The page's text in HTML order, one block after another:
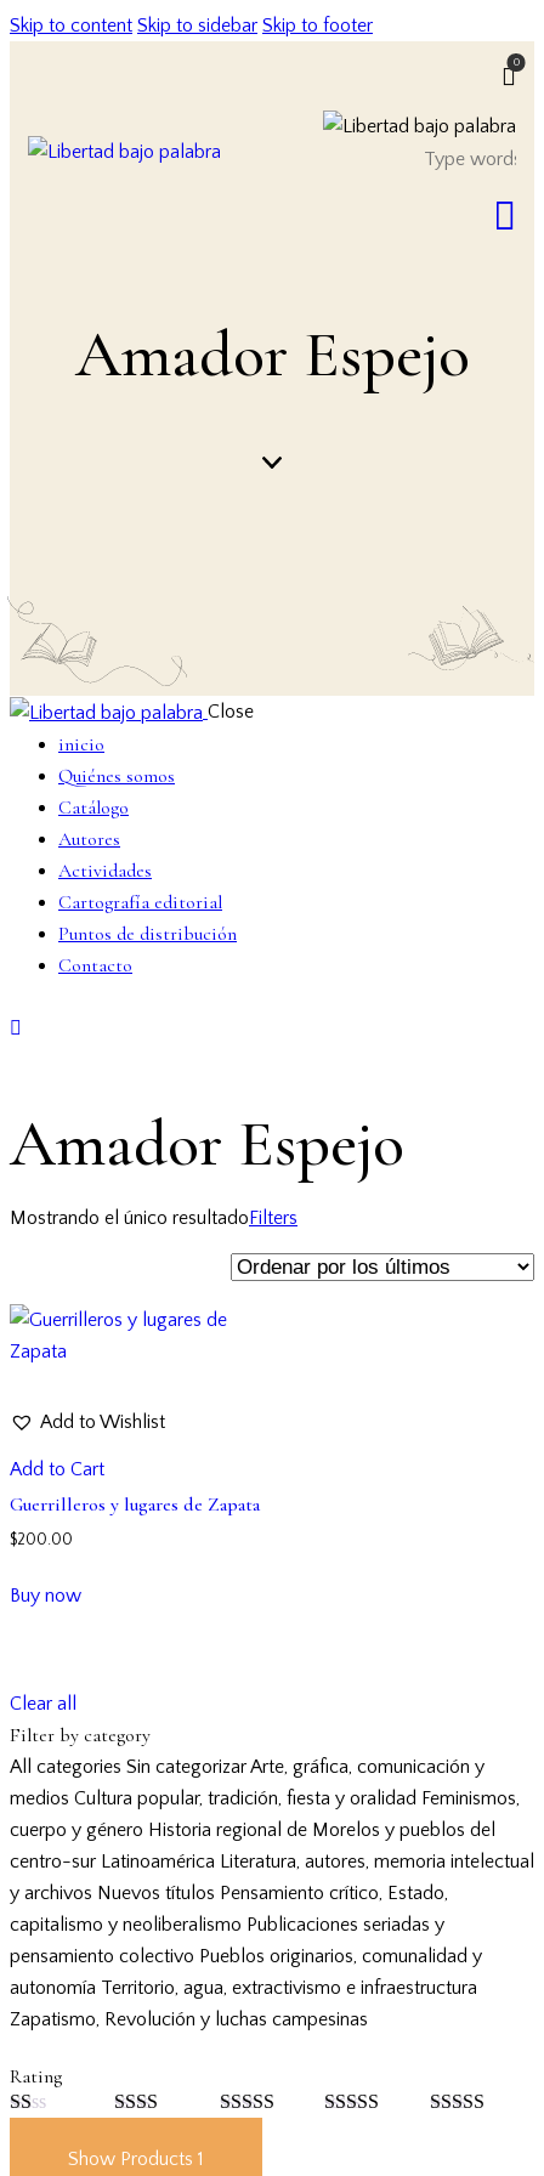
Skip to content Skip to sidebar Skip to footer
0
Amador Espejo
Close
inicio
Quiénes somos
Catálogo
Autores
Actividades
Cartografía editorial
Puntos de distribución
Contacto
Amador Espejo
Mostrando el único resultadoFilters
Add to Wishlist
Add to Cart
Guerrilleros y lugares de Zapata
$200.00
Buy now
Clear all
Filter by category
All categories Sin categorizarArte, gráfica, comunicación y
medios Cultura popular, tradición, fiesta y oralidad Feminismos,
cuerpo y género Historia regional de Morelos y pueblos del
centro-sur Latinoamérica Literatura, autores, memoria intelectual
y archivos Nuevos títulos Pensamiento crítico, Estado,
capitalismo y neoliberalismo Publicaciones seriadas y
pensamiento colectivo Pueblos originarios, comunalidad y
autonomía Territorio, agua, extractivismo e infraestructura
Zapatismo, Revolución y luchas campesinas
Rating
con
2 de
Show Products 1